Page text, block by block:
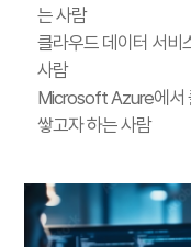
는 사람
클라우드 데이터 서비
사람
Microsoft Azure에서
쌓고자 하는 사람